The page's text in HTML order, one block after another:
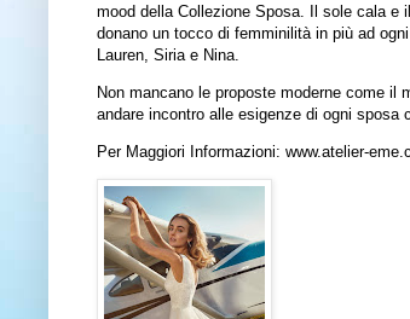
mood della Collezione Sposa. Il sole cala e
donano un tocco di femminilità in più ad
Lauren, Siria e Nina.
Non mancano le proposte moderne come il
andare incontro alle esigenze di ogni sposa
Per Maggiori Informazioni: www.atelier-